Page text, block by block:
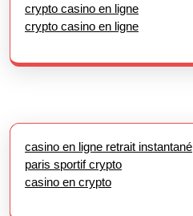
crypto casino en ligne
crypto casino en ligne
casino en ligne retrait instantané
paris sportif crypto
casino en crypto